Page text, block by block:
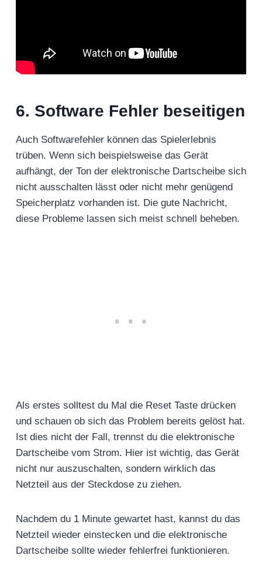
6. Software Fehler beseitigen
Auch Softwarefehler können das Spielerlebnis
trüben. Wenn sich beispielsweise das Gerät
aufhängt, der Ton der elektronische Dartscheibe sich
nicht ausschalten lässt oder nicht mehr genügend
Speicherplatz vorhanden ist. Die gute Nachricht,
diese Probleme lassen sich meist schnell beheben.
Als erstes solltest du Mal die Reset Taste drücken
und schauen ob sich das Problem bereits gelöst hat.
Ist dies nicht der Fall, trennst du die elektronische
Dartscheibe vom Strom. Hier ist wichtig, das Gerät
nicht nur auszuschalten, sondern wirklich das
Netzteil aus der Steckdose zu ziehen.
Nachdem du 1 Minute gewartet hast, kannst du das
Netzteil wieder einstecken und die elektronische
Dartscheibe sollte wieder fehlerfrei funktionieren.